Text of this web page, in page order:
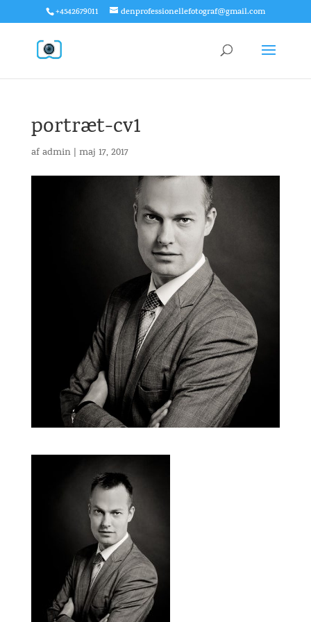
+4542679011 denprofessionellefotograf@gmail.com
portræt-cv1
afadmin| maj 17, 2017